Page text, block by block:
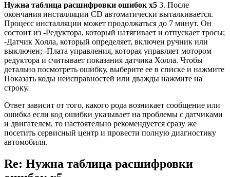
Нужна таблица расшифровки ошибок х5 3. После
окончания инсталляции CD автоматически выталкивается.
Процесс инсталляции может продолжаться до 7 минут. Он
состоит из -Редуктора, который натягивает и отпускает тросы;
-Датчик Холла, который определяет, включен ручник или
выключен; -Плата управления, которая управляет мотором
редуктора и считывает показания датчика Холла. Чтобы
детально посмотреть ошибку, выберите ее в списке и нажмите
Показать коды неисправностей или дважды нажмите на
строку.
Ответ зависит от того, какого рода возникает сообщение или
ошибка если код ошибки указывает на проблемы с датчиками
и двигателем, то настоятельно рекомендуется сразу же
посетить сервисный центр и провести полную диагностику
автомобиля.
Re: Нужна таблица расшифровки